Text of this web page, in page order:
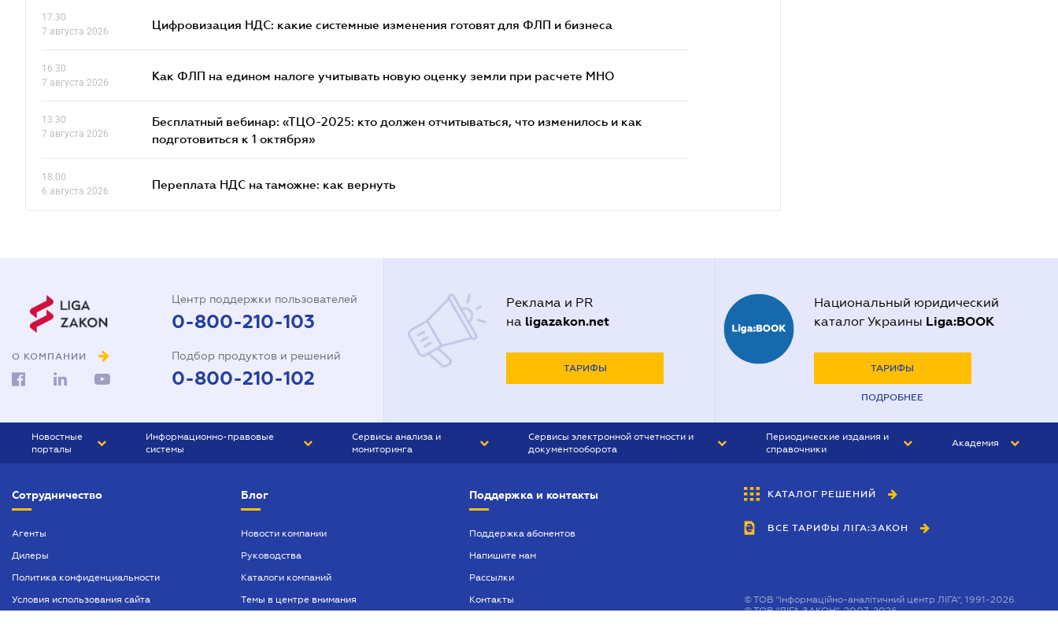
17.30
7 августа 2026
Цифровизация НДС: какие системные изменения готовят для ФЛП и бизнеса
16.30
7 августа 2026
Как ФЛП на едином налоге учитывать новую оценку земли при расчете МНО
13.30
7 августа 2026
Бесплатный вебинар: «ТЦО-2025: кто должен отчитываться, что изменилось и как
подготовиться к 1 октября»
18.00
6 августа 2026
Переплата НДС на таможне: как вернуть
О КОМПАНИИ
Центр поддержки пользователей
0-800-210-103
Подбор продуктов и решений
0-800-210-102
Реклама и PR
на ligazakon.net
ТАРИФЫ
Национальный юридический
каталог Украины Liga:BOOK
ТАРИФЫ
ПОДРОБНЕЕ
Новостные
порталы
БИЗНЕС
Информационно-правовые
системы
БУХГАЛТЕР ПРОФ
ЮРИСТ ПРОФ
ЮРИСТ
Сервисы анализа и
мониторинга
Сервисы электронной отчетности и
документооборота
Периодические издания и
справочники
БУХГАЛТЕР&ЗАКОН
ВЕСТНИК МСФО
Академия
Сотрудничество
Агенты
Дилеры
Политика конфиденциальности
Условия использования сайта
Блог
Новости компании
Руководства
Каталоги компаний
Темы в центре внимания
Поддержка и контакты
Поддержка абонентов
Напишите нам
Рассылки
Контакты
КАТАЛОГ РЕШЕНИЙ
ВСЕ ТАРИФЫ ЛІГА:ЗАКОН
©ТОВ "інформаційно-аналітичний центр ЛІГА", 1991-2026.
©ТОВ "ЛІГА ЗАКОН", 2007-2026.